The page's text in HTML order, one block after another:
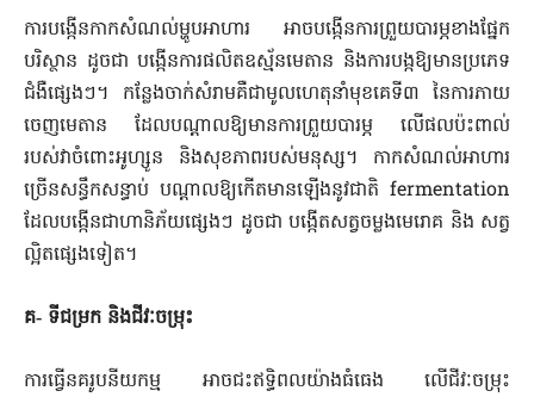
ការបង្កើនកាកសំណល់ម្ហូបអាហារ អាចបង្កើនការព្រួយបារម្ភខាងផ្នែក​
បរិស្ថាន ដូចជា បង្កើនការផលិតឧស្ម័នមេតាន និងការបង្កឱ្យមាន​ប្រភេទ​
ជំងឺ​ផ្សេងៗ។ កន្លែងចាក់សំរាមគឺជាមូលហេតុនាំមុខគេទី៣ នៃ​ការ​ភាយ
ចេញមេតាន ដែលបណ្តាលឱ្យមានការព្រួយបារម្ភ លើផល​ប៉ះពាល់​
របស់វាចំពោះអូហ្សូន និងសុខភាពរបស់មនុស្ស។ កាក​សំណល់​អាហារ
ច្រើន​សន្ធឹកសន្ធាប់ បណ្តាលឱ្យកើតមានឡើងនូវជាតិ fermentation
ដែលបង្កើនជាហានិភ័យផ្សេងៗ ដូចជា បង្កើតសត្វចម្លង​មេរោគ និង សត្វ
ល្អិតផ្សេងទៀត។
គ‑ ទីជម្រក និងជីវៈចម្រុះ
ការធ្វើនគរូបនីយកម្ម អាចជះឥទ្ធិពលយ៉ាងធំធេង លើជីវៈចម្រុះ​